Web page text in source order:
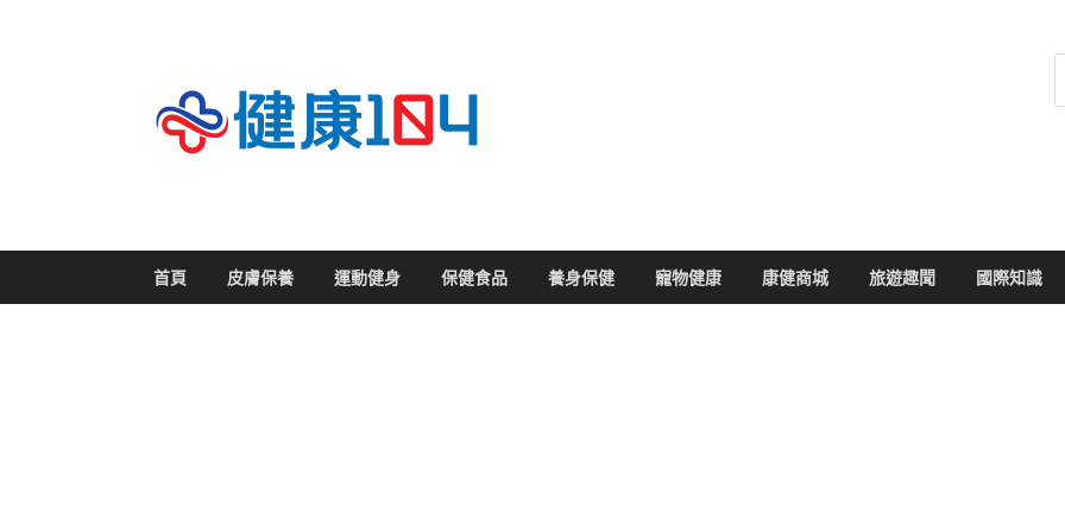
首頁 皮膚保養 運動健身 保健食品 養身保健 寵物健康 康健商城 旅遊趣聞 國際知識